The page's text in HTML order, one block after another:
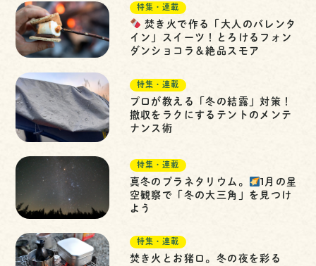
特集・連載
焚き火で作る「大人のバレンタ
イン」スイーツ！とろけるフォン
ダンショコラ＆絶品スモア
特集・連載
プロが教える「冬の結露」対策！
撤収をラクにするテントのメンテ
ナンス術
特集・連載
真冬のプラネタリウム。
1月の星
空観察で「冬の大三角」を見つけ
よう
特集・連載
焚き火とお猪口。冬の夜を彩る